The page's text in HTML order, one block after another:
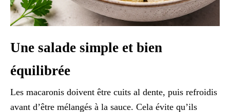
Une salade simple et bien
équilibrée
Les macaronis doivent être cuits al dente, puis refroidis
avant d’être mélangés à la sauce. Cela évite qu’ils